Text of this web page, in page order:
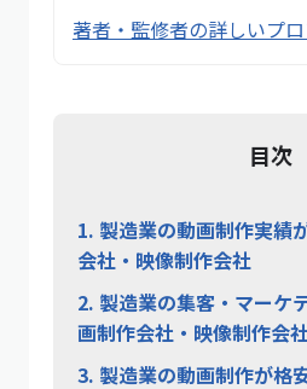
著者・監修者の詳しいプ
目次
1. 製造業の動画制作実績
会社・映像制作会社
2. 製造業の集客・マーケ
画制作会社・映像制作会
3. 製造業の動画制作が格